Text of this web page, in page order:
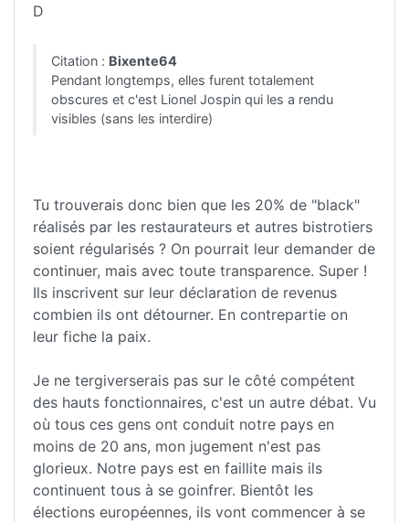
D
Citation : Bixente64
Pendant longtemps, elles furent totalement
obscures et c'est Lionel Jospin qui les a rendu
visibles (sans les interdire)
Tu trouverais donc bien que les 20% de "black"
réalisés par les restaurateurs et autres bistrotiers
soient régularisés ? On pourrait leur demander de
continuer, mais avec toute transparence. Super !
Ils inscrivent sur leur déclaration de revenus
combien ils ont détourner. En contrepartie on
leur fiche la paix.
Je ne tergiverserais pas sur le côté compétent
des hauts fonctionnaires, c'est un autre débat. Vu
où tous ces gens ont conduit notre pays en
moins de 20 ans, mon jugement n'est pas
glorieux. Notre pays est en faillite mais ils
continuent tous à se goinfrer. Bientôt les
élections européennes, ils vont commencer à se